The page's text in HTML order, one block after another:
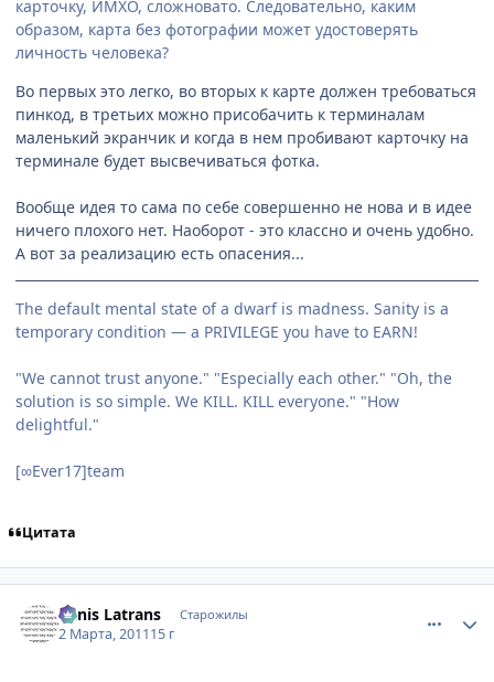
карточку, ИМХО, сложновато. Следовательно, каким
образом, карта без фотографии может удостоверять
личность человека?
Во первых это легко, во вторых к карте должен требоваться
пинкод, в третьих можно присобачить к терминалам
маленький экранчик и когда в нем пробивают карточку на
терминале будет высвечиваться фотка.
Вообще идея то сама по себе совершенно не нова и в идее
ничего плохого нет. Наоборот - это классно и очень удобно.
А вот за реализацию есть опасения...
The default mental state of a dwarf is madness. Sanity is a
temporary condition — a PRIVILEGE you have to EARN!
"We cannot trust anyone." "Especially each other." "Oh, the
solution is so simple. We KILL. KILL everyone." "How
delightful."
[∞Ever17]team
Цитата
Canis Latrans Старожилы
2 Марта, 201115 г